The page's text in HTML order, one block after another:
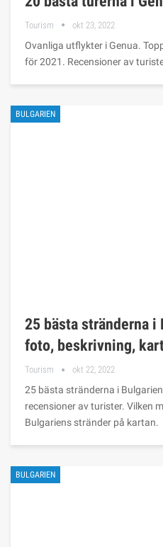
Tourism okt 23, 2022
Ovanliga utflykter i Genua.
för 2021. Recensioner av
BULGARIEN
25 bästa stränderna
foto, beskrivning,
Tourism okt 22, 2022
25 bästa stränderna i
recensioner av turister. Vilken
Bulgariens stränder på kartan.
BULGARIEN